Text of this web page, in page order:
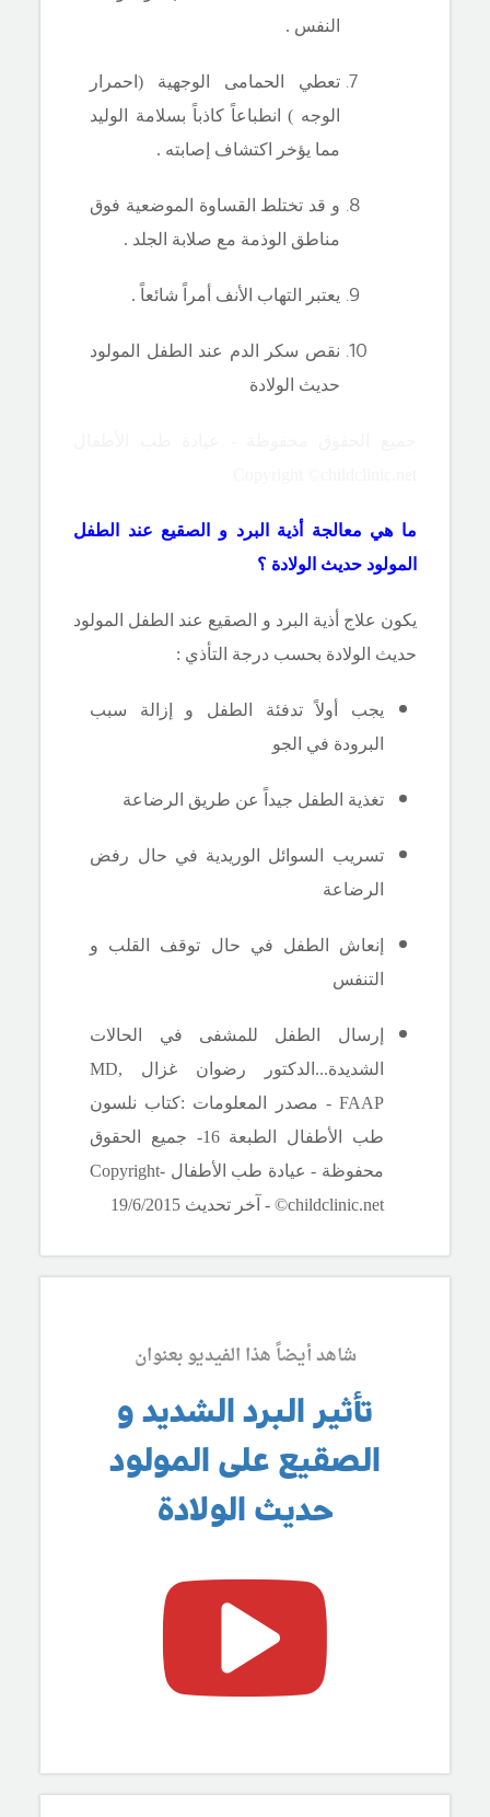
النفس .
تعطي الحمامى الوجهية (احمرار
الوجه ) انطباعاً كاذباً بسلامة الوليد
مما يؤخر اكتشاف إصابته .
و قد تختلط القساوة الموضعية فوق
مناطق الوذمة مع صلابة الجلد .
يعتبر التهاب الأنف أمراً شائعاً .
نقص سكر الدم عند الطفل المولود
حديث الولادة
ما هي معالجة أذية البرد و الصقيع عند الطفل
المولود حديث الولادة ؟
يكون علاج أذية البرد و الصقيع عند الطفل المولود
حديث الولادة بحسب درجة التأذي :
يجب أولاً تدفئة الطفل و إزالة سبب
البرودة في الجو
تغذية الطفل جيداً عن طريق الرضاعة
تسريب السوائل الوريدية في حال رفض
الرضاعة
إنعاش الطفل في حال توقف القلب و
التنفس
إرسال الطفل للمشفى في الحالات
الشديدة...الدكتور رضوان غزال
MD,
FAAP - مصدر المعلومات :كتاب نلسون
طب الأطفال الطبعة 16- جميع الحقوق
محفوظة - عيادة طب الأطفال -Copyright
©childclinic.net - آخر تحديث 19/6/2015
شاهد أيضاً هذا الفيديو بعنوان
تأثير البرد الشديد و
الصقيع على المولود
حديث الولادة